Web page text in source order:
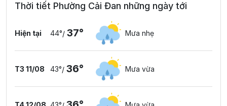
Thời tiết Phường Cải Đan những ngày tới
Hiện tại 44°/ 37° Mưa nhẹ
T3 11/08 43°/ 36° Mưa vừa